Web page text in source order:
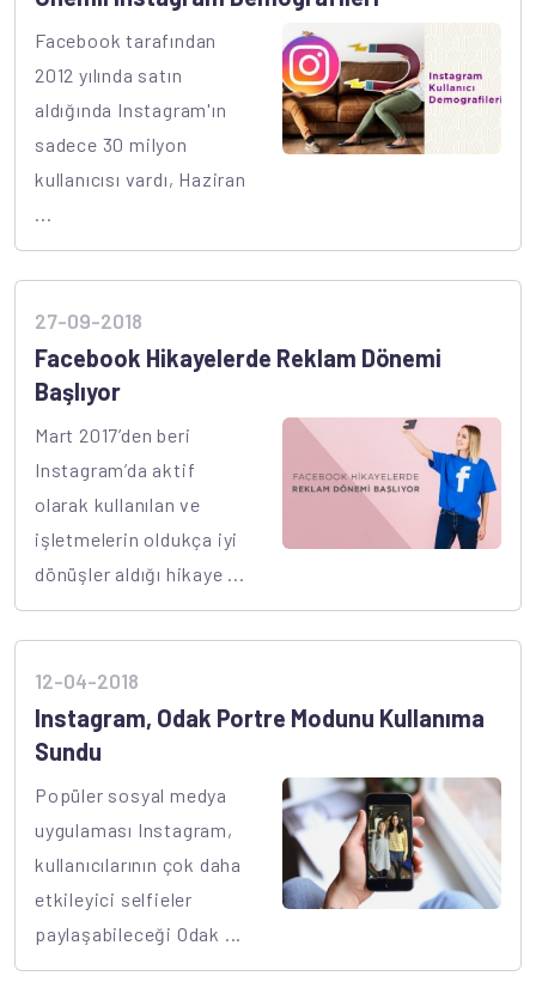
Facebook tarafından
2012 yılında satın
aldığında Instagram'ın
sadece 30 milyon
kullanıcısı vardı, Haziran
...
27-09-2018
Facebook Hikayelerde Reklam Dönemi
Başlıyor
Mart 2017’den beri
Instagram’da aktif
olarak kullanılan ve
işletmelerin oldukça iyi
dönüşler aldığı hikaye ...
12-04-2018
Instagram, Odak Portre Modunu Kullanıma
Sundu
Popüler sosyal medya
uygulaması Instagram,
kullanıcılarının çok daha
etkileyici selfieler
paylaşabileceği Odak ...